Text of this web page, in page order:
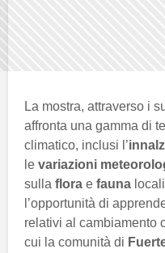
La mostra, attraverso i
affronta una gamma di
climatico, inclusi l’
le variazioni
sulla flora e fauna
l’opportunità di
relativi al cambiamento
cui la comunità di